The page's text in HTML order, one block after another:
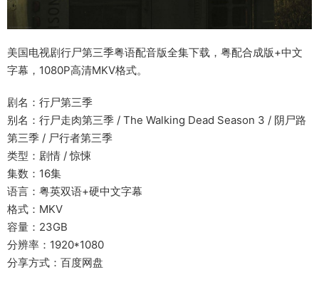
美国电视剧行尸第三季粤语配音版全集下载，粤配合成版+中文
字幕，1080P高清MKV格式。
剧名：行尸第三季
别名：行尸走肉第三季 / The Walking Dead Season 3 / 阴尸路
第三季 / 尸行者第三季
类型：剧情 / 惊悚
集数：16集
语言：粤英双语+硬中文字幕
格式：MKV
容量：23GB
分辨率：1920*1080
分享方式：百度网盘